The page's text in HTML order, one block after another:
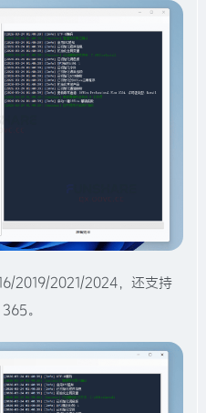
2019/2021/2024，还支持
。